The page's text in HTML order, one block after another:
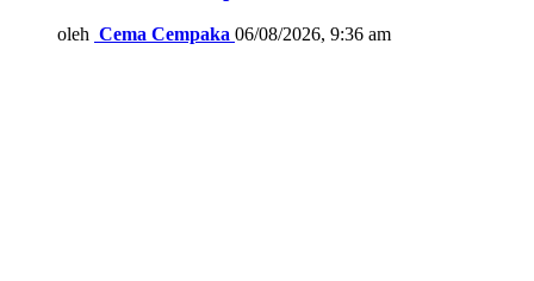
oleh Cema Cempaka 06/08/2026, 9:36 am